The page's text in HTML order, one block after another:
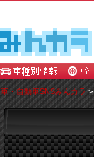
車・自動車SNSみんカラ>